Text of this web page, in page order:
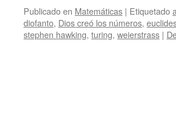
Publicado en Matemáticas | Etiquetado
diofanto, Dios creó los números,
stephen hawking, turing, weierstrass |